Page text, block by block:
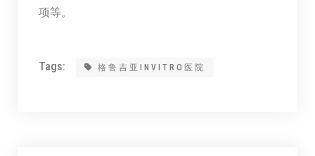
项等。
Tags: 格鲁吉亚INVITRO医院